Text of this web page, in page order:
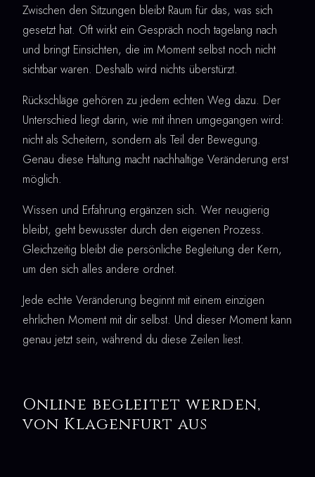
Zwischen den Sitzungen bleibt Raum für das, was sich
gesetzt hat. Oft wirkt ein Gespräch noch tagelang nach
und bringt Einsichten, die im Moment selbst noch nicht
sichtbar waren. Deshalb wird nichts überstürzt.
Rückschläge gehören zu jedem echten Weg dazu. Der
Unterschied liegt darin, wie mit ihnen umgegangen wird:
nicht als Scheitern, sondern als Teil der Bewegung.
Genau diese Haltung macht nachhaltige Veränderung erst
möglich.
Wissen und Erfahrung ergänzen sich. Wer neugierig
bleibt, geht bewusster durch den eigenen Prozess.
Gleichzeitig bleibt die persönliche Begleitung der Kern,
um den sich alles andere ordnet.
Jede echte Veränderung beginnt mit einem einzigen
ehrlichen Moment mit dir selbst. Und dieser Moment kann
genau jetzt sein, während du diese Zeilen liest.
Online begleitet werden,
von Klagenfurt aus